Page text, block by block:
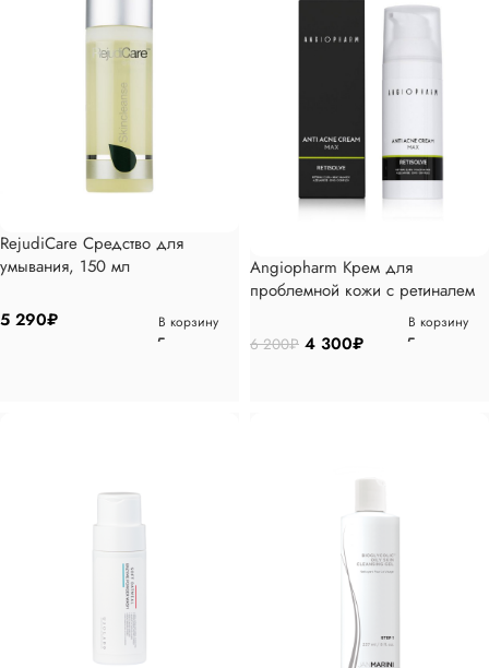
RejudiCare Средство для
умывания, 150 мл
5 290₽ В корзину
Angiopharm Крем для
проблемной кожи с ретиналем
6 200₽ 4 300₽
В корзину